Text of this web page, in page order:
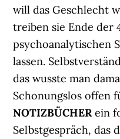
will das Geschlecht
treiben sie Ende der
psychoanalytischen
lassen.
das wusste man
Schonungslos offen
NOTIZBÜCHERein
Selbstgespräch, das